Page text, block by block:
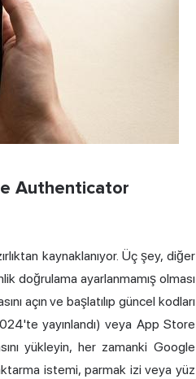
Authenticator
kaynaklanıyor. Üç şey, diğer
doğrulama ayarlanmamış olması
açın ve başlatılıp güncel kodları
yayınlandı) veya App Store
yükleyin, her zamanki Google
istemi, parmak izi veya yüz